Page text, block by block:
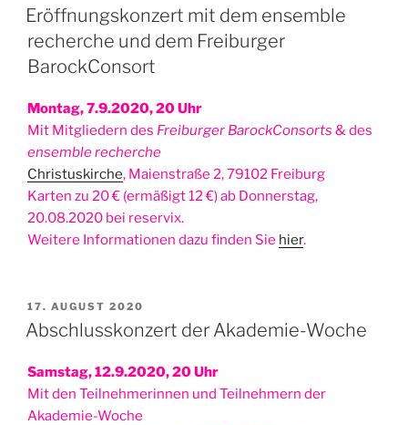
ON
Eröffnungskonzert mit dem ensemble
recherche und dem Freiburger
BarockConsort
Montag, 7.9.2020, 20 Uhr
Mit Mitgliedern des Freiburger BarockConsorts & des
ensemble recherche
Christuskirche, Maienstraße 2, 79102 Freiburg
Karten zu 20 € (ermäßigt 12 €) ab Donnerstag,
20.08.2020 bei reservix.
Weitere Informationen dazu finden Sie hier.
POSTED
ON
17. AUGUST 2020
Abschlusskonzert der Akademie-Woche
Samstag, 12.9.2020, 20 Uhr
Mit den Teilnehmerinnen und Teilnehmern der
Akademie-Woche